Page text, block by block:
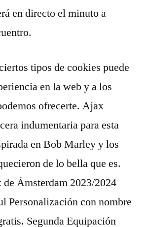
en directo el minuto a
tipos de cookies puede
en la web y a los
ofrecerte. Ajax
indumentaria para esta
en Bob Marley y los
de lo bella que es.
Ámsterdam 2023/2024
Personalización con nombre
Segunda Equipación